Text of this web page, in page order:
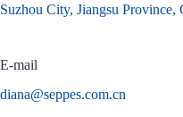
Suzhou City, Jiangsu Province,
E-mail
diana@seppes.com.cn